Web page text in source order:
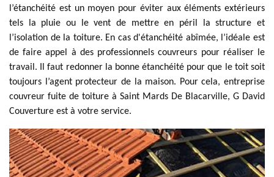
l’étanchéité est un moyen pour éviter aux éléments extérieurs
tels la pluie ou le vent de mettre en péril la structure et
l’isolation de la toiture. En cas d'étanchéité abîmée, l’idéale est
de faire appel à des professionnels couvreurs pour réaliser le
travail. Il faut redonner la bonne étanchéité pour que le toit soit
toujours l’agent protecteur de la maison. Pour cela, entreprise
couvreur fuite de toiture à Saint Mards De Blacarville, G David
Couverture est à votre service.